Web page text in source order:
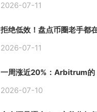
2026-07-11
拒绝低效！盘点币圈老手都
2026-07-11
一周涨近20%：Arbitrum的
2026-07-10